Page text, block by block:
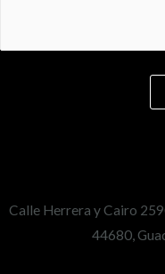
Calle Herrera y Cairo
44680,